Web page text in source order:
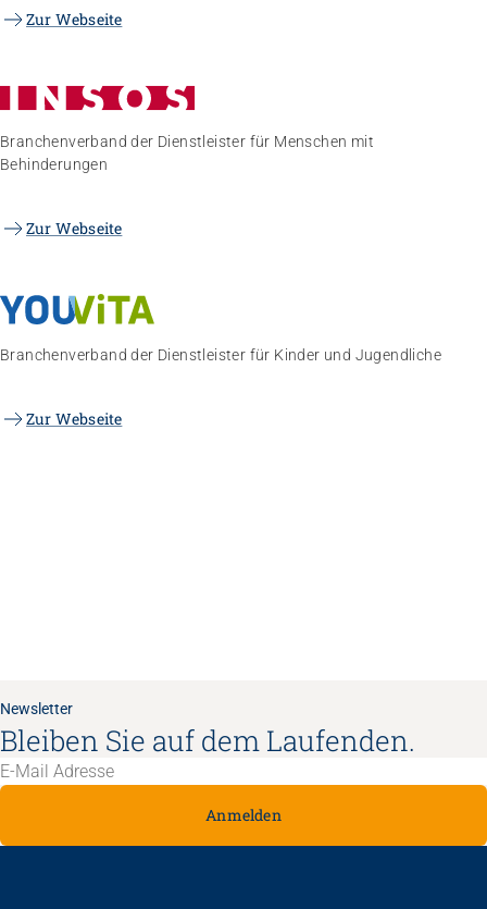
Zur Webseite
Branchenverband der Dienstleister für Menschen mit
Behinderungen
Zur Webseite
Branchenverband der Dienstleister für Kinder und Jugendliche
Zur Webseite
Newsletter
Bleiben Sie auf dem Laufenden.
Anmelden